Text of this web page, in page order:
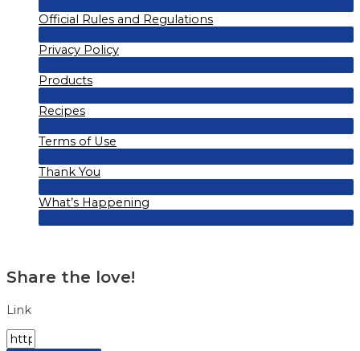
Menu
Toggle
Official Rules and Regulations
Menu
Privacy Policy
Menu
Products
Menu
Recipes
Menu
Terms of Use
Menu
Thank You
Menu
What’s Happening
Menu
Share the love!
Link